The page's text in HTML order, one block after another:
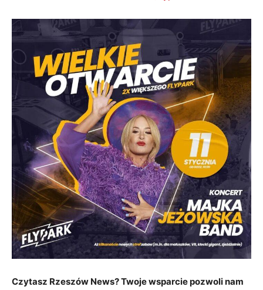
Czytasz Rzeszów News? Twoje wsparcie pozwoli nam